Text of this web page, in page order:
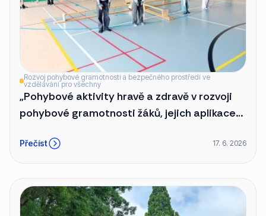
Rozvoj pohybové gramotnosti a bezpečného prostředí ve
vzdělávání pro všechny
„Pohybové aktivity hravě a zdravě v rozvoji
pohybové gramotnosti žáků, jejich aplikace
Přečíst 17. 6. 2026